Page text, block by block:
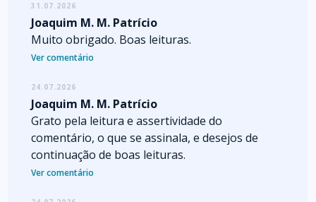
31.07.2026
Joaquim M. M. Patrício
Muito obrigado. Boas leituras.
Ver comentário
24.07.2026
Joaquim M. M. Patrício
Grato pela leitura e assertividade do
comentário, o que se assinala, e desejos de
continuação de boas leituras.
Ver comentário